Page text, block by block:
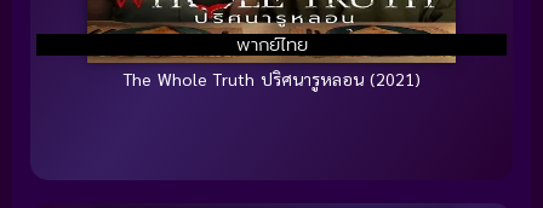
พากย์ไทย
The Whole Truth ปริศนารูหลอน (2021)